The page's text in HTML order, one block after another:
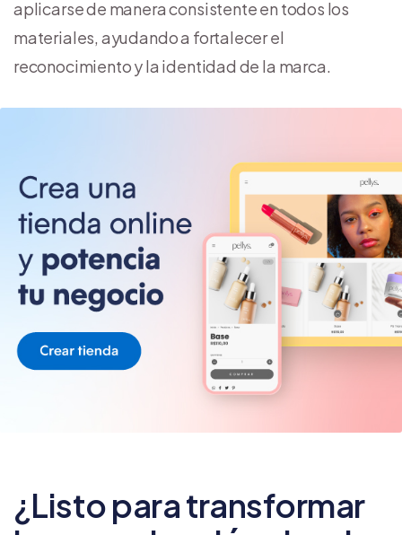
aplicarse de manera consistente en todos los
materiales, ayudando a fortalecer el
reconocimiento y la identidad de la marca.
¿Listo para transformar